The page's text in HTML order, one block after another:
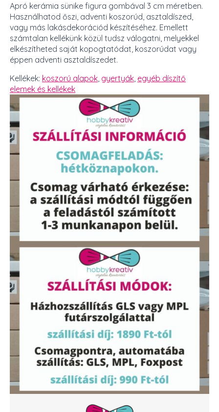
Apró kerámia sünike figura gombával 3 cm méretben.
Használhatod őszi, adventi koszorúd, asztaldíszed,
vagy más lakásdekorációd készítéséhez. Emellett
számtalan kellékünk közül tudsz válogatni, melyekkel
elkészítheted saját kopogtatódat, koszorúdat vagy
éppen adventi asztaldíszedet.
Kellékek: koszorú alapok gyertyák egyéb díszítő
elemek és kellékek